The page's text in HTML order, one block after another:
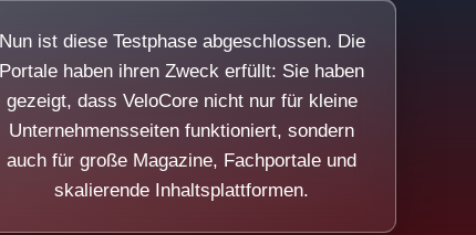
Nun ist diese Testphase abgeschlossen. Die
Portale haben ihren Zweck erfüllt: Sie haben
gezeigt, dass VeloCore nicht nur für kleine
Unternehmensseiten funktioniert, sondern
auch für große Magazine, Fachportale und
skalierende Inhaltsplattformen.